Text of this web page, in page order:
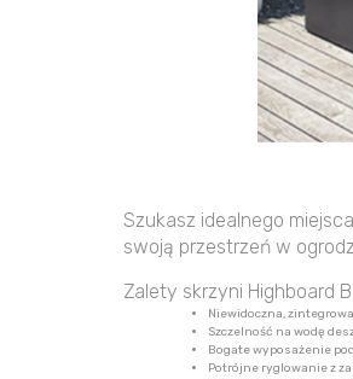
Szukasz idealnego
swoją przestrzeń w
Zalety skrzyni Highboard
Niewidoczna,
Szczelność na wodę
Bogate wyposażenie
Potrójne ryglowanie z